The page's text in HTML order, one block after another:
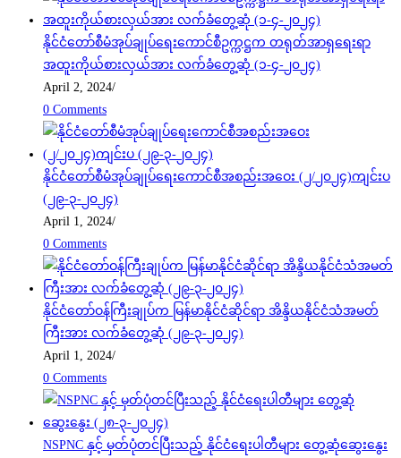
နိုင်ငံတော်စီမံအုပ်ချုပ်ရေးကောင်စီဥက္ကဋ္ဌက တရုတ်အာရှရေးရာ
အထူးကိုယ်စားလှယ်အား လက်ခံတွေ့ဆုံ (၁-၄-၂၀၂၄)
April 2, 2024/
0 Comments
နိုင်ငံတော်စီမံအုပ်ချုပ်ရေးကောင်စီအစည်းအဝေး (၂/၂၀၂၄)ကျင်းပ
(၂၉-၃-၂၀၂၄)
April 1, 2024/
0 Comments
နိုင်ငံတော်ဝန်ကြီးချုပ်က မြန်မာနိုင်ငံဆိုင်ရာ အိန္ဒိယနိုင်ငံသံအမတ်
ကြီးအား လက်ခံတွေ့ဆုံ (၂၉-၃-၂၀၂၄)
April 1, 2024/
0 Comments
NSPNC နှင့် မှတ်ပုံတင်ပြီးသည့် နိုင်ငံရေးပါတီများ တွေ့ဆုံဆွေးနွေး